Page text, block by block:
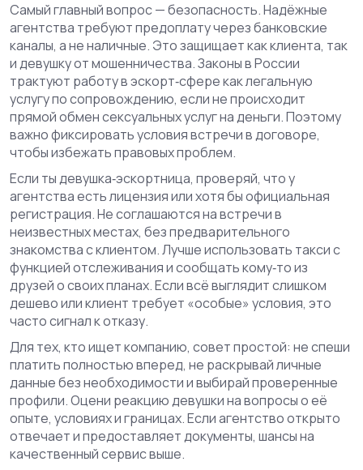
Самый главный вопрос — безопасность. Надёжные
агентства требуют предоплату через банковские
каналы, а не наличные. Это защищает как клиента, так
и девушку от мошенничества. Законы в России
трактуют работу в эскорт‑сфере как легальную
услугу по сопровождению, если не происходит
прямой обмен сексуальных услуг на деньги. Поэтому
важно фиксировать условия встречи в договоре,
чтобы избежать правовых проблем.
Если ты девушка‑эскортница, проверяй, что у
агентства есть лицензия или хотя бы официальная
регистрация. Не соглашаются на встречи в
неизвестных местах, без предварительного
знакомства с клиентом. Лучше использовать такси с
функцией отслеживания и сообщать кому‑то из
друзей о своих планах. Если всё выглядит слишком
дешево или клиент требует «особые» условия, это
часто сигнал к отказу.
Для тех, кто ищет компанию, совет простой: не спеши
платить полностью вперед, не раскрывай личные
данные без необходимости и выбирай проверенные
профили. Оцени реакцию девушки на вопросы о её
опыте, условиях и границах. Если агентство открыто
отвечает и предоставляет документы, шансы на
качественный сервис выше.